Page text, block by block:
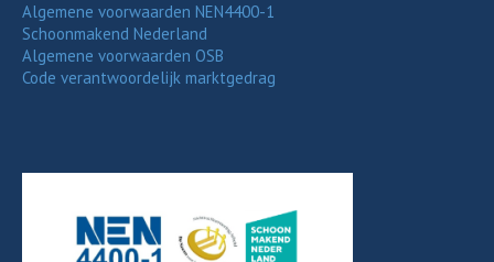
Algemene voorwaarden NEN4400-1
Schoonmakend Nederland
Algemene voorwaarden OSB
Code verantwoordelijk marktgedrag